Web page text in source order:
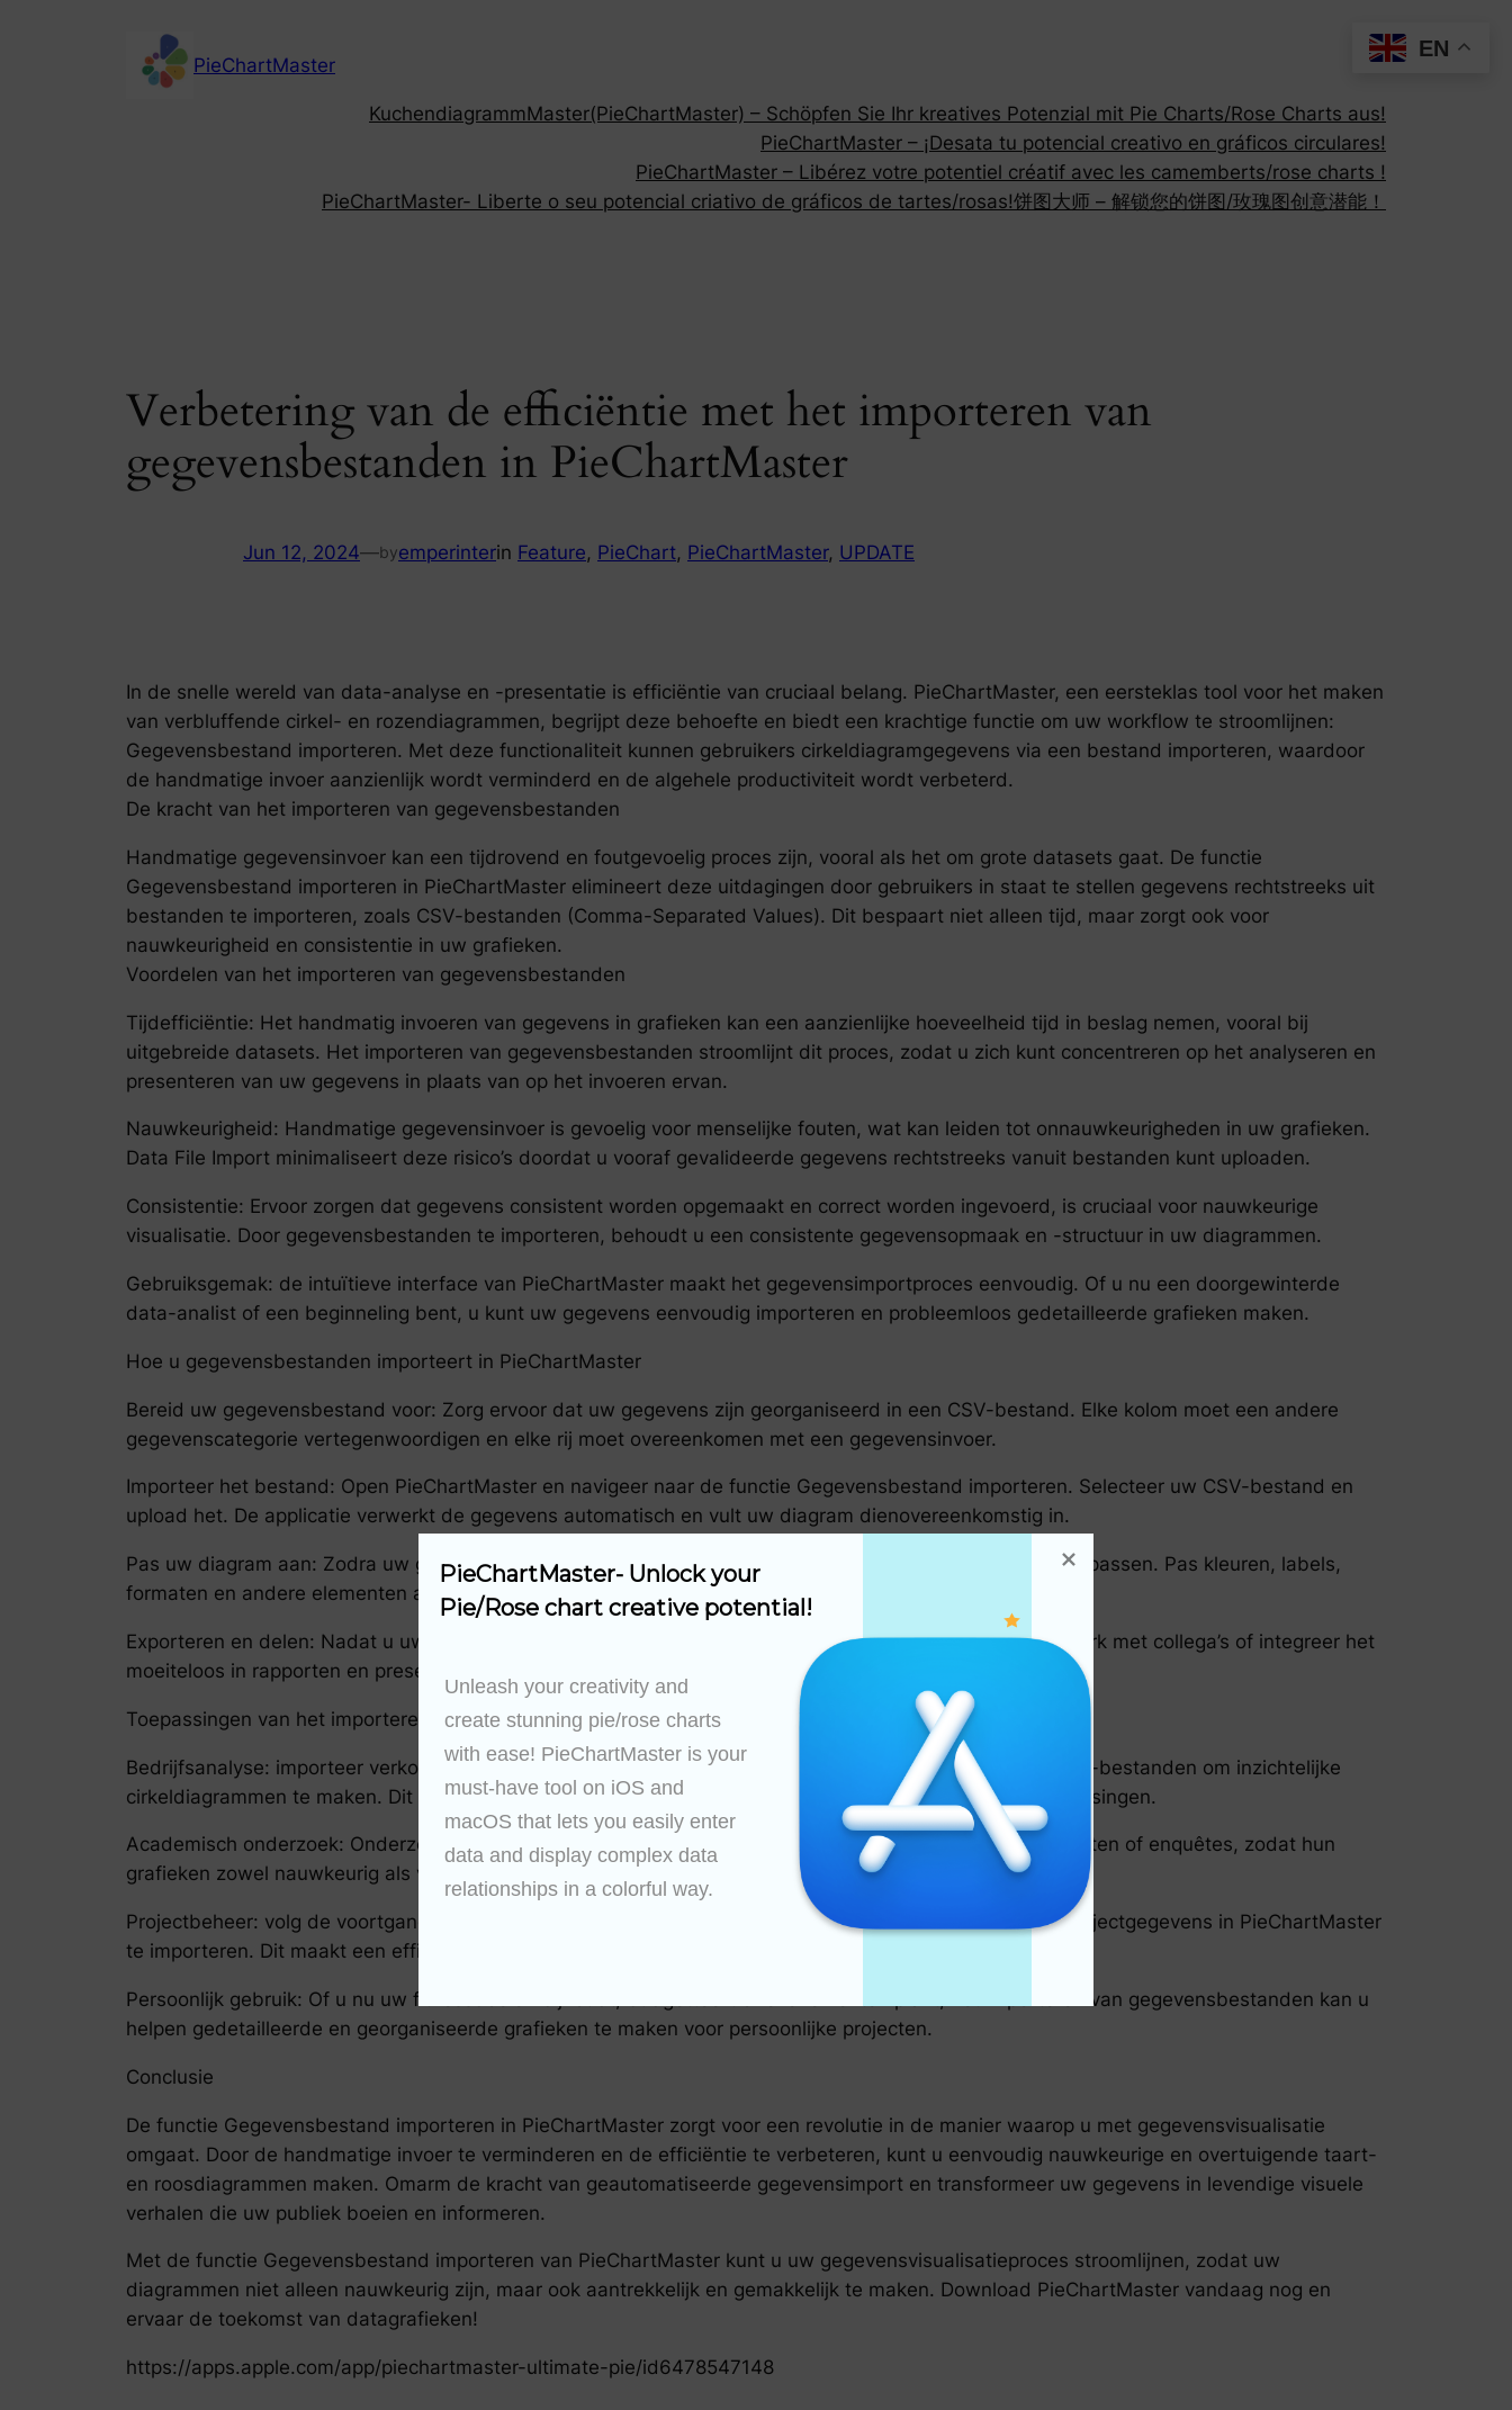
PieChartMaster
KuchendiagrammMaster(PieChartMaster) – Schöpfen Sie Ihr kreatives Potenzial mit Pie Charts/Rose Charts aus!
PieChartMaster – ¡Desata tu potencial creativo en gráficos circulares!
PieChartMaster – Libérez votre potentiel créatif avec les camemberts/rose charts !
PieChartMaster- Liberte o seu potencial criativo de gráficos de tartes/rosas!饼图大师 – 解锁您的饼图/玫瑰图创意潜能！
Verbetering van de efficiëntie met het importeren van
gegevensbestanden in PieChartMaster
Jun 12, 2024—byemperinterin Feature, PieChart, PieChartMaster, UPDATE
In de snelle wereld van data-analyse en -presentatie is efficiëntie van cruciaal belang. PieChartMaster, een eersteklas tool voor het maken
van verbluffende cirkel- en rozendiagrammen, begrijpt deze behoefte en biedt een krachtige functie om uw workflow te stroomlijnen:
Gegevensbestand importeren. Met deze functionaliteit kunnen gebruikers cirkeldiagramgegevens via een bestand importeren, waardoor
de handmatige invoer aanzienlijk wordt verminderd en de algehele productiviteit wordt verbeterd.
De kracht van het importeren van gegevensbestanden
Handmatige gegevensinvoer kan een tijdrovend en foutgevoelig proces zijn, vooral als het om grote datasets gaat. De functie
Gegevensbestand importeren in PieChartMaster elimineert deze uitdagingen door gebruikers in staat te stellen gegevens rechtstreeks uit
bestanden te importeren, zoals CSV-bestanden (Comma-Separated Values). Dit bespaart niet alleen tijd, maar zorgt ook voor
nauwkeurigheid en consistentie in uw grafieken.
Voordelen van het importeren van gegevensbestanden
Tijdefficiëntie: Het handmatig invoeren van gegevens in grafieken kan een aanzienlijke hoeveelheid tijd in beslag nemen, vooral bij
uitgebreide datasets. Het importeren van gegevensbestanden stroomlijnt dit proces, zodat u zich kunt concentreren op het analyseren en
presenteren van uw gegevens in plaats van op het invoeren ervan.
Nauwkeurigheid: Handmatige gegevensinvoer is gevoelig voor menselijke fouten, wat kan leiden tot onnauwkeurigheden in uw grafieken.
Data File Import minimaliseert deze risico’s doordat u vooraf gevalideerde gegevens rechtstreeks vanuit bestanden kunt uploaden.
Consistentie: Ervoor zorgen dat gegevens consistent worden opgemaakt en correct worden ingevoerd, is cruciaal voor nauwkeurige
visualisatie. Door gegevensbestanden te importeren, behoudt u een consistente gegevensopmaak en -structuur in uw diagrammen.
Gebruiksgemak: de intuïtieve interface van PieChartMaster maakt het gegevensimportproces eenvoudig. Of u nu een doorgewinterde
data-analist of een beginneling bent, u kunt uw gegevens eenvoudig importeren en probleemloos gedetailleerde grafieken maken.
Hoe u gegevensbestanden importeert in PieChartMaster
Bereid uw gegevensbestand voor: Zorg ervoor dat uw gegevens zijn georganiseerd in een CSV-bestand. Elke kolom moet een andere
gegevenscategorie vertegenwoordigen en elke rij moet overeenkomen met een gegevensinvoer.
Importeer het bestand: Open PieChartMaster en navigeer naar de functie Gegevensbestand importeren. Selecteer uw CSV-bestand en
upload het. De applicatie verwerkt de gegevens automatisch en vult uw diagram dienovereenkomstig in.
Pas uw diagram aan: Zodra uw gegevens zijn geïmporteerd, kunt u uw cirkeldiagram of rozendiagram aanpassen. Pas kleuren, labels,
formaten en andere elementen aan uw presentatiebehoeften aan.
Exporteren en delen: Nadat u uw diagram heeft gemaakt, exporteert u deze in hoge resolutie. Deel uw werk met collega’s of integreer het
moeiteloos in rapporten en presentaties.
Toepassingen van het importeren van gegevensbestanden
Bedrijfsanalyse: importeer verkoopgegevens, marktonderzoek of financiële informatie rechtstreeks uit CSV-bestanden om inzichtelijke
cirkeldiagrammen te maken. Dit helpt bij het snel en nauwkeurig nemen van weloverwogen zakelijke beslissingen.
Academisch onderzoek: Onderzoekers kunnen grote datasets importeren die zijn verzameld uit experimenten of enquêtes, zodat hun
grafieken zowel nauwkeurig als volledig zijn.
Projectbeheer: volg de voortgang van het project, de toewijzing van middelen of de taakverdeling door projectgegevens in PieChartMaster
te importeren. Dit maakt een efficiënte visualisatie en een beter projectoverzicht mogelijk.
Persoonlijk gebruik: Of u nu uw fitnessdoelen bijhoudt, budgetteert of evenementen plant, het importeren van gegevensbestanden kan u
helpen gedetailleerde en georganiseerde grafieken te maken voor persoonlijke projecten.
Conclusie
De functie Gegevensbestand importeren in PieChartMaster zorgt voor een revolutie in de manier waarop u met gegevensvisualisatie
omgaat. Door de handmatige invoer te verminderen en de efficiëntie te verbeteren, kunt u eenvoudig nauwkeurige en overtuigende taart-
en roosdiagrammen maken. Omarm de kracht van geautomatiseerde gegevensimport en transformeer uw gegevens in levendige visuele
verhalen die uw publiek boeien en informeren.
Met de functie Gegevensbestand importeren van PieChartMaster kunt u uw gegevensvisualisatieproces stroomlijnen, zodat uw
diagrammen niet alleen nauwkeurig zijn, maar ook aantrekkelijk en gemakkelijk te maken. Download PieChartMaster vandaag nog en
ervaar de toekomst van datagrafieken!
https://apps.apple.com/app/piechartmaster-ultimate-pie/id6478547148
PieChartMaster- Unlock your
Pie/Rose chart creative potential!
Unleash your creativity and
create stunning pie/rose charts
with ease! PieChartMaster is your
must-have tool on iOS and
macOS that lets you easily enter
data and display complex data
relationships in a colorful way.
EN